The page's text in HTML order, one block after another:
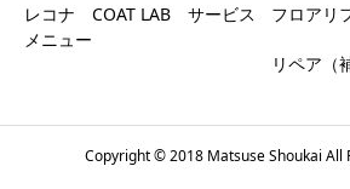
レコナ COAT LAB サービス
メニュー
フロアリ
リペア（
Copyright © 2018 Matsuse Shoukai All